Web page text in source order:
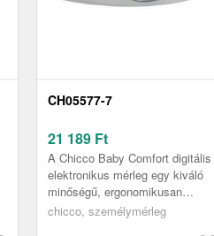
CH05577-7
21 189 Ft
A Chicco Baby Comfort digitális
elektronikus mérleg egy kiváló
minőségű, ergonomikusan
tervezett eszköz, amely már a
chicco, személymérleg